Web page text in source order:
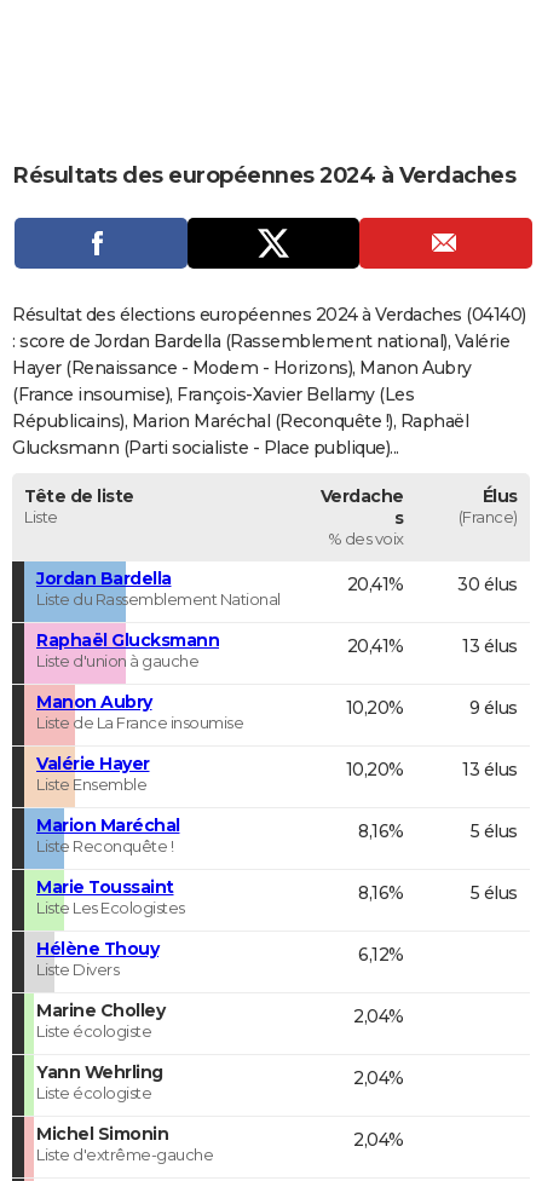
CARTE DE VOEUX
Carte de Noël
Carte Bonne année
Carte Saint-Valentin
Carte Pâques
Carte d'anniversaire
DICTIONNAIRE
Dictionnaire
Biographies
Citations
Expressions
Proverbes
PROGRAMME TV
COPAINS D'AVANT
S'inscrire
Se connecter
Lycées
Collèges
Primaires
Universités
Entreprises
Service militaire
Avis de recherche
AVIS DE DÉCÈS
FORUM
Résultats des européennes 2024 à Verdaches
Résultat des élections européennes 2024 à Verdaches (04140)
: score de Jordan Bardella (Rassemblement national), Valérie
Hayer (Renaissance - Modem - Horizons), Manon Aubry
(France insoumise), François-Xavier Bellamy (Les
Républicains), Marion Maréchal (Reconquête !), Raphaël
Glucksmann (Parti socialiste - Place publique)...
Tête de liste
Liste
Verdache
s
% des voix
Élus
(France)
Jordan Bardella
Liste du Rassemblement National
20,41% 30 élus
Raphaël Glucksmann
Liste d'union à gauche
20,41% 13 élus
Manon Aubry
Liste de La France insoumise
10,20% 9 élus
Valérie Hayer
Liste Ensemble
10,20% 13 élus
Marion Maréchal
Liste Reconquête !
8,16% 5 élus
Marie Toussaint
Liste Les Ecologistes
8,16% 5 élus
Hélène Thouy
Liste Divers
6,12%
Marine Cholley
Liste écologiste
2,04%
Yann Wehrling
Liste écologiste
2,04%
Michel Simonin
Liste d'extrême-gauche
2,04%